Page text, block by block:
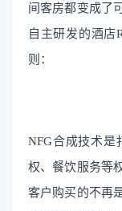
间客房都变成了
自主研发的酒店
则：
NFG合成技术是
权、餐饮服务等
客户购买的不再